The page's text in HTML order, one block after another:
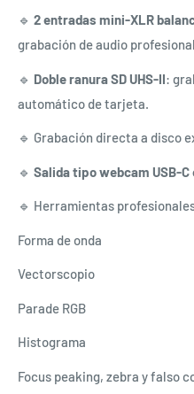
🔹 2 entradas mini-XLR
grabación de audio
🔹 Doble ranura SD UHS-II:
automático de tarjeta.
🔹 Grabación directa a disco
🔹 Salida tipo webcam USB-C
🔹 Herramientas
Forma de onda
Vectorscopio
Parade RGB
Histograma
Focus peaking, zebra y falso